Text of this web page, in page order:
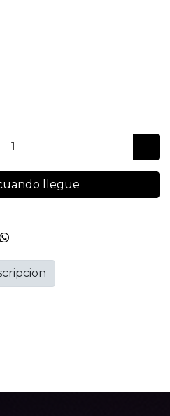
llegue